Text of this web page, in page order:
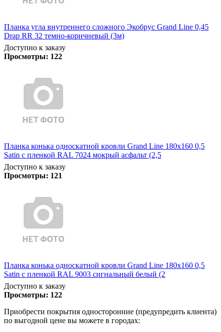
Планка угла внутреннего сложного Экобрус Grand Line 0,45
Drap RR 32 темно-коричневый (3м)
Доступно к заказу
Просмотры: 122
Планка конька односкатной кровли Grand Line 180x160 0,5
Satin с пленкой RAL 7024 мокрый асфальт (2,5
Доступно к заказу
Просмотры: 121
Планка конька односкатной кровли Grand Line 180x160 0,5
Satin с пленкой RAL 9003 сигнальный белый (2
Доступно к заказу
Просмотры: 122
Приобрести покрытия односторонние (предупредить клиента)
по выгодной цене вы можете в городах: